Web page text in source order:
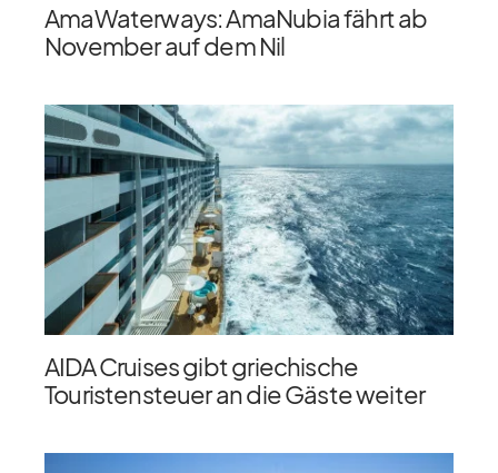
AmaWaterways: AmaNubia fährt ab
November auf dem Nil
AIDA Cruises gibt griechische
Touristensteuer an die Gäste weiter